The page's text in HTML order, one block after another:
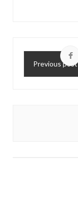
Previous post